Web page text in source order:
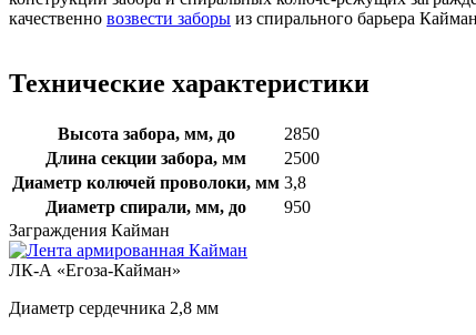
качественно возвести заборы из спирального барьера
Технические характеристики
Высота забора, мм, до
2850
Длина секции забора, мм
2500
Диаметр колючей проволоки, мм 3,8
Диаметр спирали, мм, до
950
Заграждения Кайман
ЛК-А «Егоза-Кайман»
Диаметр сердечника 2,8 мм